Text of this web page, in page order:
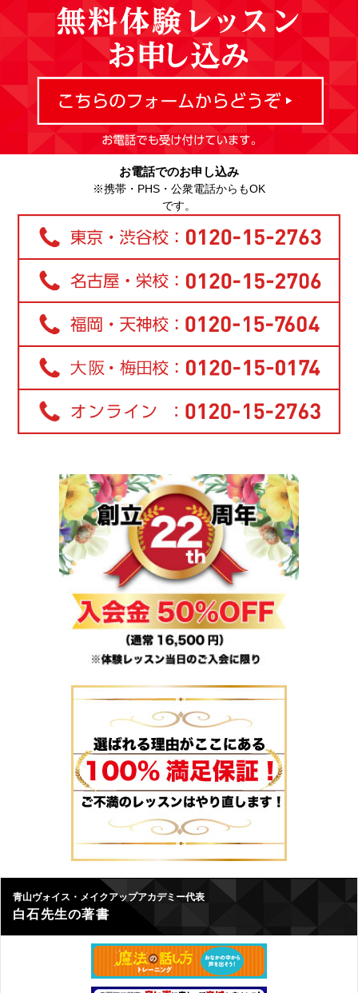
お電話でのお申し込み
※携帯・PHS・公衆電話からもOK
です。
青山ヴォイス・メイクアップアカデミー代表
白石先生の著書